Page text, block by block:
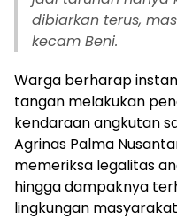
dibiarkan terus,
kecam Beni.
Warga berharap
tangan melakukan
kendaraan angkutan
Agrinas Palma
memeriksa legalitas
hingga dampaknya
lingkungan